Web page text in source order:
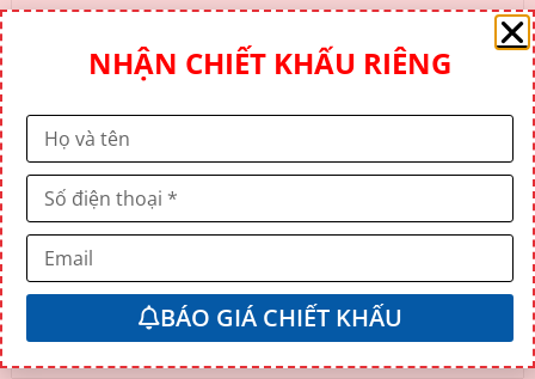
Honda Việt Nam giảm 100% phí trước bạ cho
Civic, HR-V và Brio
NHẬN CHIẾT KHẤU RIÊNG
BÁO GIÁ CHIẾT KHẤU